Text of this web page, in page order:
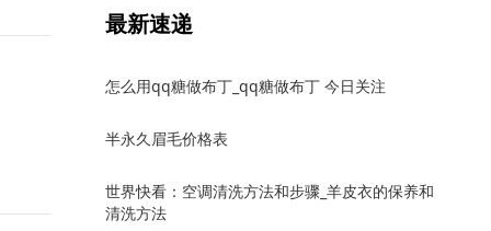
最新速递
怎么用qq糖做布丁_qq糖做布丁 今日关注
半永久眉毛价格表
世界快看：空调清洗方法和步骤_羊皮衣的保养和
清洗方法